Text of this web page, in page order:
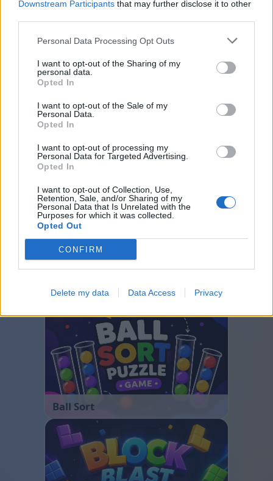
Downstream Participants that may further disclose it to other
Personal Data Processing Opt Outs
I want to opt-out of the Sharing of my
personal data.
Opted In
I want to opt-out of the Sale of my
Personal Data.
Opted In
I want to opt-out of processing my
Personal Data for Targeted Advertising.
Opted In
I want to opt-out of Collection, Use,
Retention, Sale, and/or Sharing of my
Personal Data that Is Unrelated with the
Purposes for which it was collected.
Opted Out
CONFIRM
Delete my data Data Access Privacy
他のゲーム
パズル ソリティア
数独
カラーバトル
マインスイーパー
Bubble Shooter
Ball Sort